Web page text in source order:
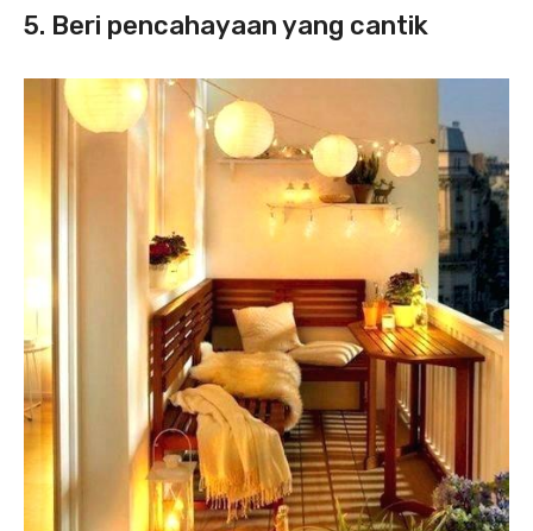
5. Beri pencahayaan yang cantik